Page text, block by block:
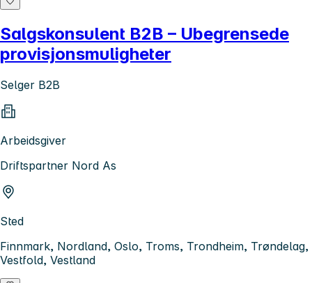
Salgskonsulent B2B – Ubegrensede
provisjonsmuligheter
Selger B2B
Arbeidsgiver
Driftspartner Nord As
Sted
Finnmark, Nordland, Oslo, Troms, Trondheim, Trøndelag,
Vestfold, Vestland